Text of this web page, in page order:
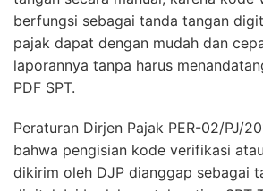
berfungsi sebagai tanda tangan
pajak dapat dengan mudah dan
laporannya tanpa harus
PDF SPT.
Peraturan Dirjen Pajak PER-02/PJ/
bahwa pengisian kode verifikasi
dikirim oleh DJP dianggap sebagai